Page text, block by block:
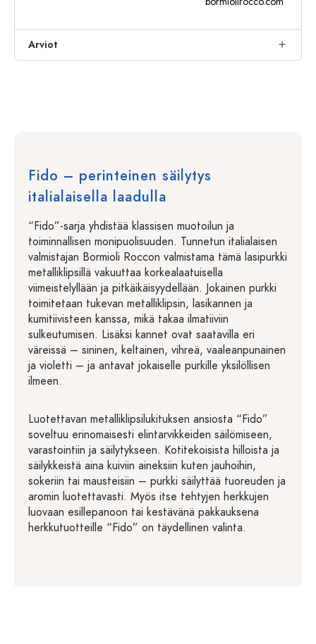
Arviot
Fido – perinteinen säilytys
italialaisella laadulla
“Fido”-sarja yhdistää klassisen muotoilun ja
toiminnallisen monipuolisuuden. Tunnetun italialaisen
valmistajan Bormioli Roccon valmistama tämä lasipurkki
metalliklipsillä vakuuttaa korkealaatuisella
viimeistelyllään ja pitkäikäisyydellään. Jokainen purkki
toimitetaan tukevan metalliklipsin, lasikannen ja
kumitiivisteen kanssa, mikä takaa ilmatiiviin
sulkeutumisen. Lisäksi kannet ovat saatavilla eri
väreissä – sininen, keltainen, vihreä, vaaleanpunainen
ja violetti – ja antavat jokaiselle purkille yksilöllisen
ilmeen.
Luotettavan metalliklipsilukituksen ansiosta “Fido”
soveltuu erinomaisesti elintarvikkeiden säilömiseen,
varastointiin ja säilytykseen. Kotitekoisista hilloista ja
säilykkeistä aina kuiviin aineksiin kuten jauhoihin,
sokeriin tai mausteisiin – purkki säilyttää tuoreuden ja
aromin luotettavasti. Myös itse tehtyjen herkkujen
luovaan esillepanoon tai kestävänä pakkauksena
herkkutuotteille “Fido” on täydellinen valinta.